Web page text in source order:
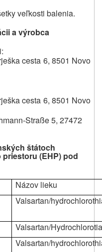
veľkosti balenia.
a výrobca
cesta 6, 8501 Novo
cesta 6, 8501 Novo
Straße 5, 27472
štátoch
(EHP) pod
Názov lieku
Valsartan/
Valsartan/
Valsartan/